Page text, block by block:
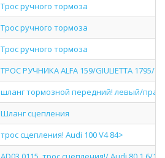
Трос ручного тормоза
Трос ручного тормоза
Трос ручного тормоза
ТРОС РУЧНИКА ALFA 159/GIULIETTA 1795/
шланг тормозной передний! левый/
Шланг сцепления
трос сцепления! Audi 100 V4 84>